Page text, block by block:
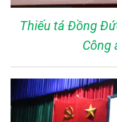
Thiếu tá Đồng
Công